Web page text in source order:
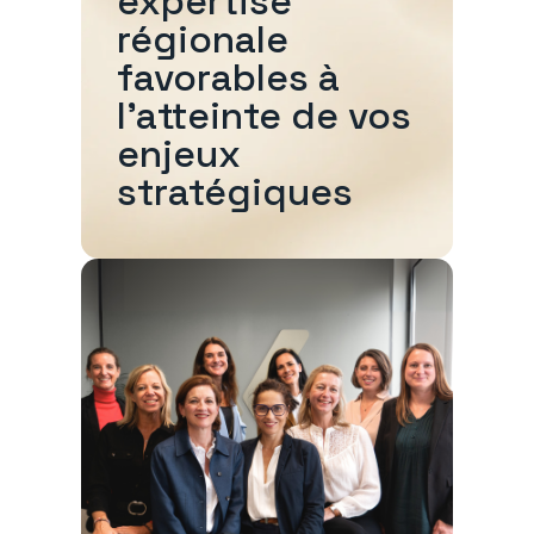
régionale
favorables à
l'atteinte de vos
enjeux
stratégiques